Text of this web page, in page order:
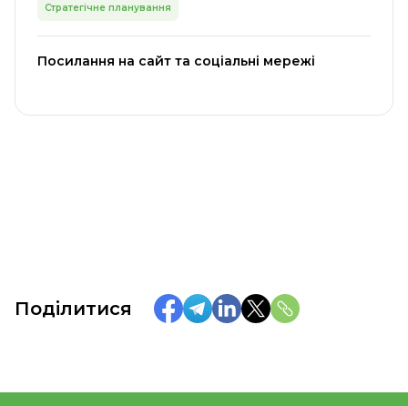
Стратегічне планування
Посилання на сайт та соціальні мережі
Поділитися